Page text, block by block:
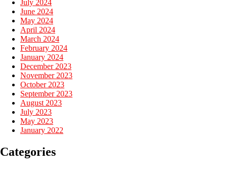
July 2024
June 2024
May 2024
April 2024
March 2024
February 2024
January 2024
December 2023
November 2023
October 2023
September 2023
August 2023
July 2023
May 2023
January 2022
Categories